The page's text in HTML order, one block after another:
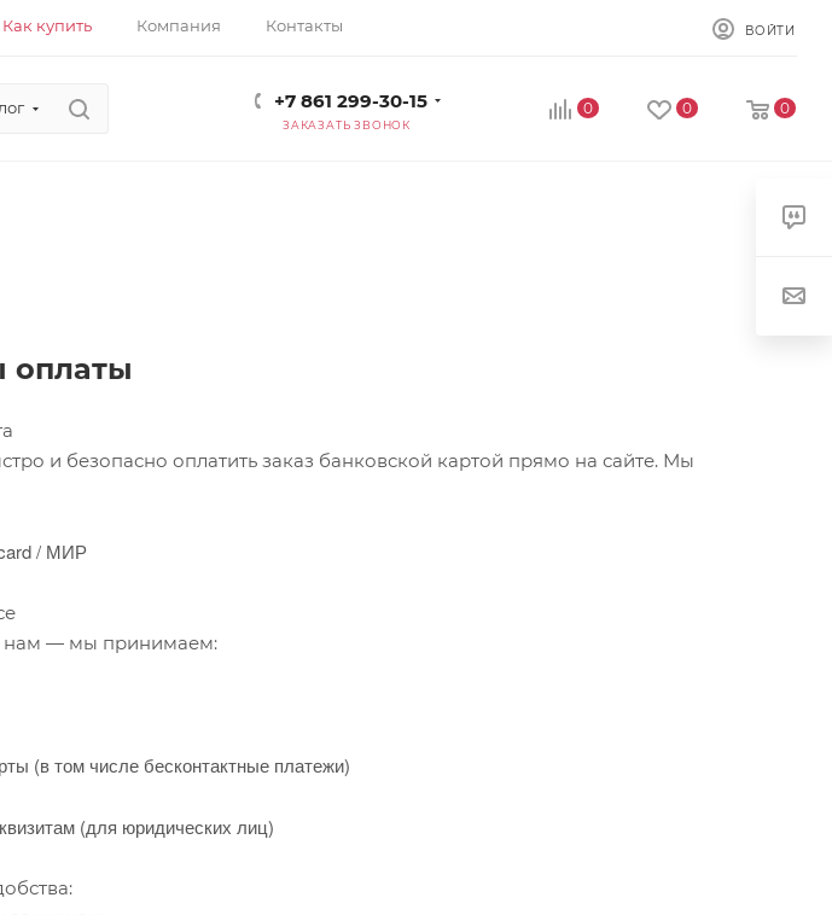
Как купить Компания Контакты ВОЙТИ
+7 861 299-30-15
ЗАКАЗАТЬ ЗВОНОК
0 0 0
оплаты
и безопасно оплатить заказ банковской картой прямо на сайте. Мы
/ МИР
нам — мы принимаем:
(в том числе бесконтактные платежи)
(для юридических лиц)